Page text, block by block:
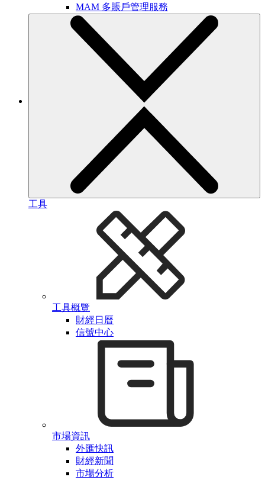
MAM 多賬戶管理服務
工具
工具概覽
財經日曆
信號中心
市場資訊
外匯快訊
財經新聞
市場分析